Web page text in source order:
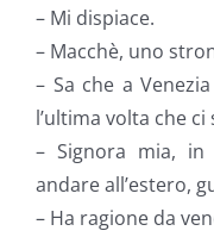
– Mi dispiace.
– Macchè, uno
– Sa che a
l’ultima volta che
– Signora mia, in
andare all’estero,
– Ha ragione da